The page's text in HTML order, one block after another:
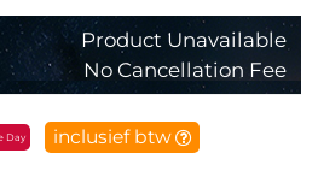
Product Unavailable
No Cancellation Fee
Day inclusief btw